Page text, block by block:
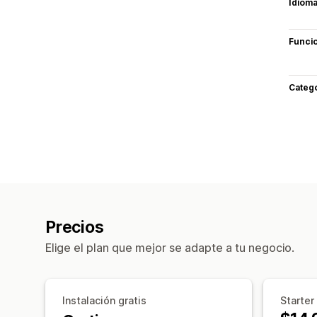
Precios
Elige el plan que mejor se adapte a tu negocio.
Instalación gratis Starter